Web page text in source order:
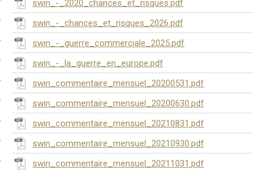
swin_-_2020_chances_et_risques.pdf
swin_-_chances_et_risques_2026.pdf
swin_-_guerre_commerciale_2025.pdf
swin_-_la_guerre_en_europe.pdf
swin_commentaire_mensuel_20200531.pdf
swin_commentaire_mensuel_20200630.pdf
swin_commentaire_mensuel_20210831.pdf
swin_commentaire_mensuel_20210930.pdf
swin_commentaire_mensuel_20211031.pdf